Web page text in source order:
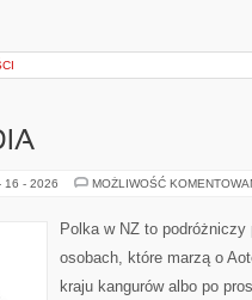
16 - 2026 MOŻLIWOŚĆ
Polka w NZ to
osobach, które marzą o
kraju kangurów albo po